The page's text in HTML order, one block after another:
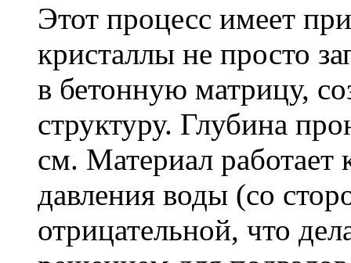
Этот процесс имеет
кристаллы не просто
в бетонную матрицу,
структуру. Глубина
см. Материал работает
давления воды (со
отрицательной, что